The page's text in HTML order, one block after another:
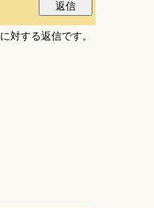
に対する返信です。